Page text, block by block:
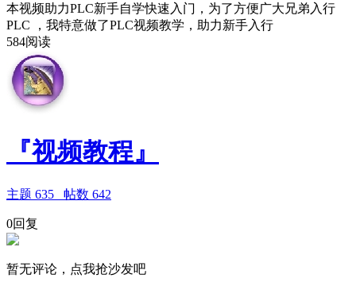
本视频助力PLC新手自学快速入门，为了方便广大兄弟入行
PLC ，我特意做了PLC视频教学，助力新手入行
584阅读
『视频教程』
主题 635 帖数 642
0回复
暂无评论，点我抢沙发吧